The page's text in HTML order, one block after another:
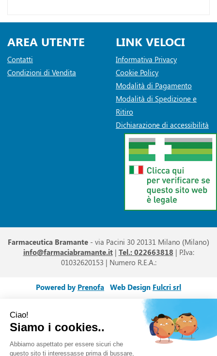
AREA UTENTE
Contatti
Condizioni di Vendita
LINK VELOCI
Informativa Privacy
Cookie Policy
Modalità di Pagamento
Modalità di Spedizione e
Ritiro
Dichiarazione di accessibilità
Farmaceutica Bramante - via Pacini 30 20131 Milano (Milano)
info@farmaciabramante.it| Tel.: 022663818 | P.Iva:
01032620153 | Numero R.E.A.:
Powered by Prenofa Web Design Fulcri srl